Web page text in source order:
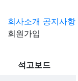
회사소개 공지사항
회원가입
석고보드